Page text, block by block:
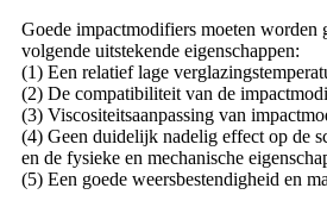
Goede impactmodifiers moeten worden
volgende uitstekende eigenschappen:
(1) Een relatief lage
(2) De compatibiliteit van de
(3) Viscositeitsaanpassing van
(4) Geen duidelijk nadelig effect op de
en de fysieke en mechanische
(5) Een goede weersbestendigheid en